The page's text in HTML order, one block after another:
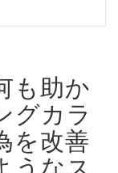
も助か
グカラ
を改善
うなス